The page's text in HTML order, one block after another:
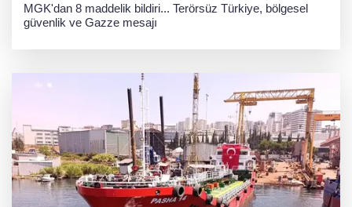
MGK'dan 8 maddelik bildiri... Terörsüz Türkiye, bölgesel
güvenlik ve Gazze mesajı